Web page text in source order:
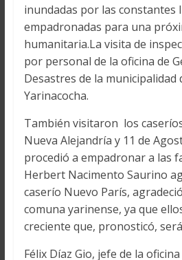
inundadas por las constantes
empadronadas para una
humanitaria.La visita de
por personal de la oficina de
Desastres de la municipalidad
Yarinacocha.
También visitaron los
Nueva Alejandría y 11 de
procedió a empadronar a las
Herbert Nacimento Saurino
caserío Nuevo París,
comuna yarinense, ya que
creciente que, pronosticó,
Félix Díaz Gio, jefe de la